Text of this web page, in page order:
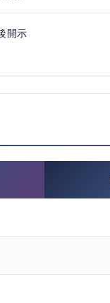
開示